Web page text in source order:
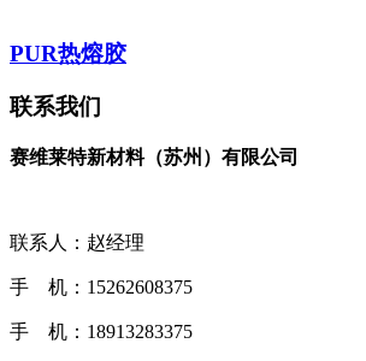
PUR热熔胶
联系我们
赛维莱特新材料（苏州）有限公司
联系人：赵经理
手 机：15262608375
手 机：18913283375